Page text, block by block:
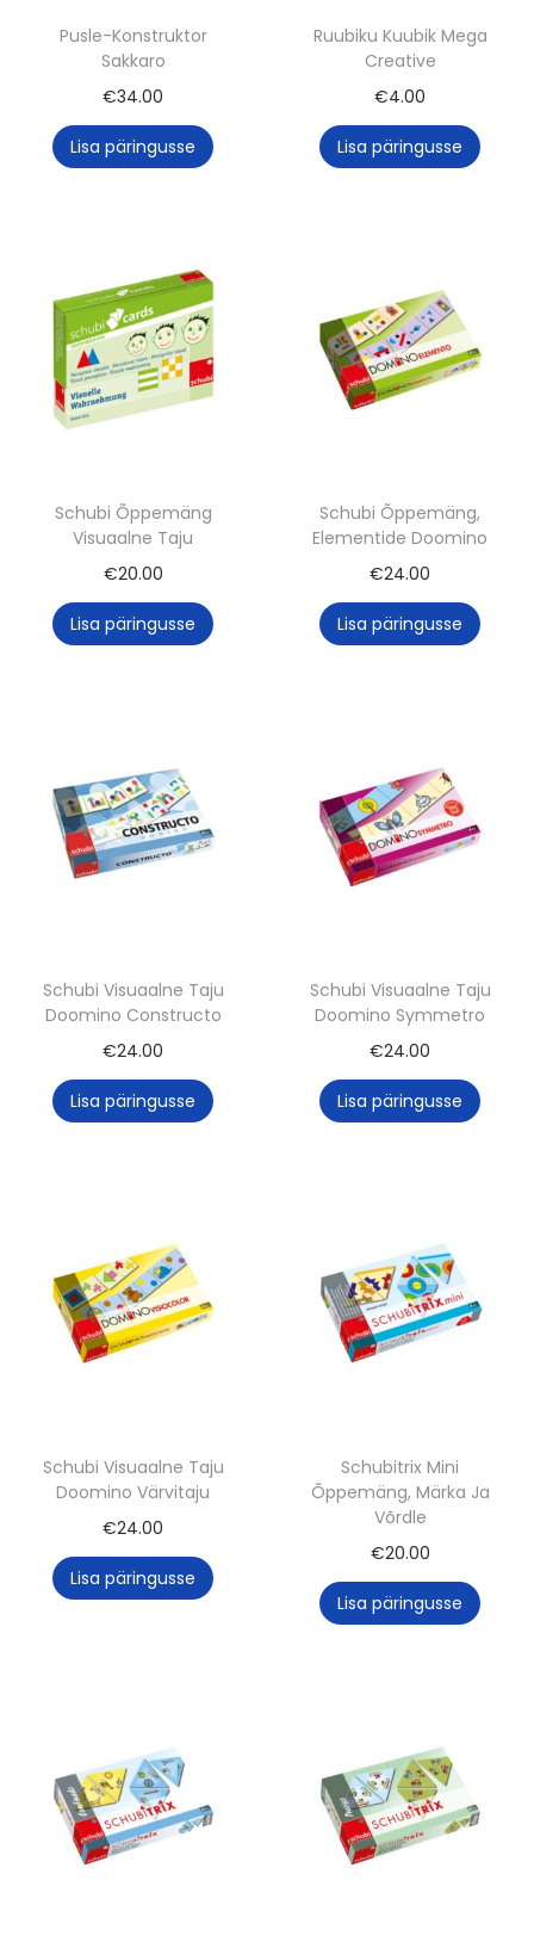
Pusle-Konstruktor
Sakkaro
€34.00
Lisa päringusse
Ruubiku Kuubik Mega
Creative
€4.00
Lisa päringusse
Schubi Õppemäng
Visuaalne Taju
€20.00
Lisa päringusse
Schubi Õppemäng,
Elementide Doomino
€24.00
Lisa päringusse
Schubi Visuaalne Taju
Doomino Constructo
€24.00
Lisa päringusse
Schubi Visuaalne Taju
Doomino Symmetro
€24.00
Lisa päringusse
Schubi Visuaalne Taju
Doomino Värvitaju
€24.00
Lisa päringusse
Schubitrix Mini
Õppemäng, Märka Ja
Võrdle
€20.00
Lisa päringusse